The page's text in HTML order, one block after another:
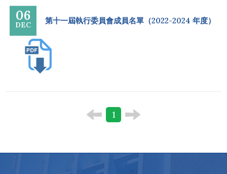
06
DEC 第十一屆執行委員會成員名單（2022-2024 年度）
1